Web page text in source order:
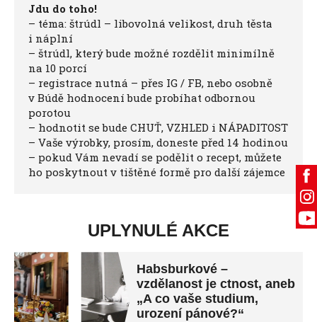
Jdu do toho!
– téma: štrúdl – libovolná velikost, druh těsta
i náplní
– štrúdl, který bude možné rozdělit minimílně
na 10 porcí
– registrace nutná – přes IG / FB, nebo osobně
v Búdě hodnocení bude probíhat odbornou
porotou
– hodnotit se bude CHUŤ, VZHLED i NÁPADITOST
– Vaše výrobky, prosím, doneste před 14 hodinou
– pokud Vám nevadí se podělit o recept, můžete
ho poskytnout v tištěné formě pro další zájemce
UPLYNULÉ AKCE
Habsburkové –
vzdělanost je ctnost, aneb
„A co vaše studium,
urození pánové?“